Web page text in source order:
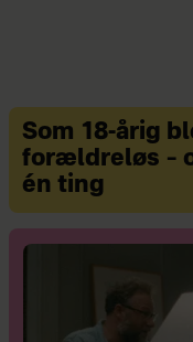
Som 18-årig
forældreløs –
én ting